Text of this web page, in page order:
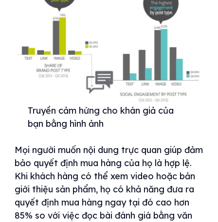
Truyền cảm hứng cho khán giả của
bạn bằng hình ảnh
Mọi người muốn nội dung trực quan giúp đảm
bảo quyết định mua hàng của họ là hợp lệ.
Khi khách hàng có thể xem video hoặc bản
giới thiệu sản phẩm, họ có khả năng đưa ra
quyết định mua hàng ngay tại đó cao hơn
85% so với việc đọc bài đánh giá bằng văn